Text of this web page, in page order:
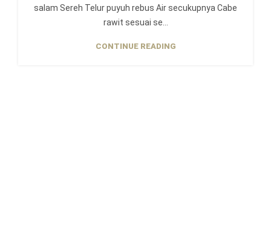
salam Sereh Telur puyuh rebus Air secukupnya Cabe
rawit sesuai se...
CONTINUE READING